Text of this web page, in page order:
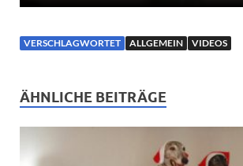
VERSCHLAGWORTET ALLGEMEIN VIDEOS
ÄHNLICHE BEITRÄGE